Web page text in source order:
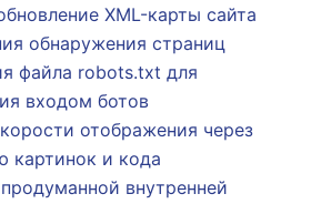
XML-карты сайта
обнаружения страниц
файла robots.txt для
входом ботов
отображения через
картинок и кода
внутренней